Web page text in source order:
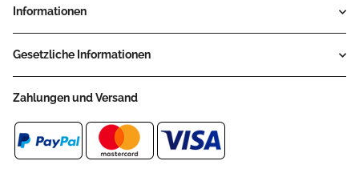
Informationen
Gesetzliche Informationen
Zahlungen und Versand